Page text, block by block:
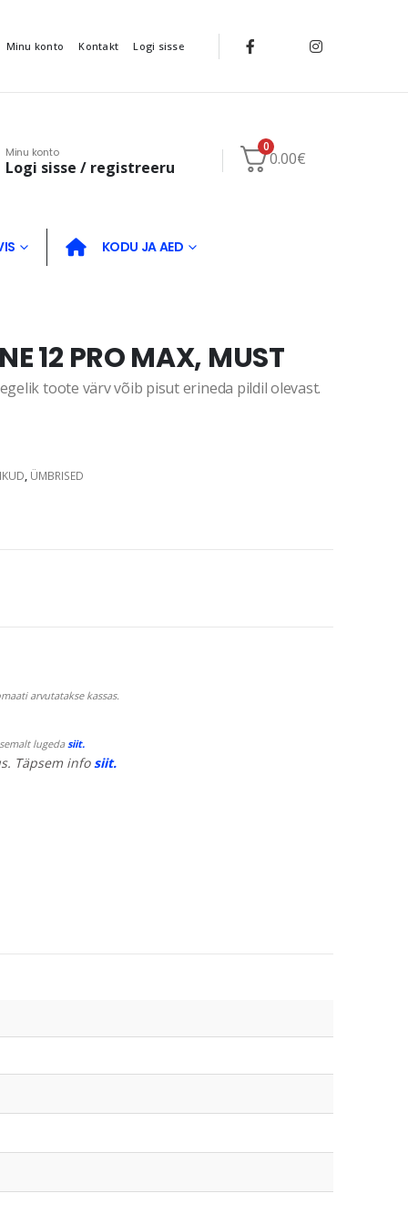
Minu konto Kontakt Logi sisse
Minu konto
Logi sisse / registreeru
0
0.00€
KODU JA AED
12 PRO MAX, MUST
toote värv võib pisut erineda pildil olevast.
, ÜMBRISED
arvutatakse kassas.
lugedasiit.
Täpsem info siit.